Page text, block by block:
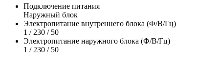
Подключение питания
Наружный блок
Электропитание внутреннего блока (Ф/В/Гц)
1 / 230 / 50
Электропитание наружного блока (Ф/В/Гц)
1 / 230 / 50